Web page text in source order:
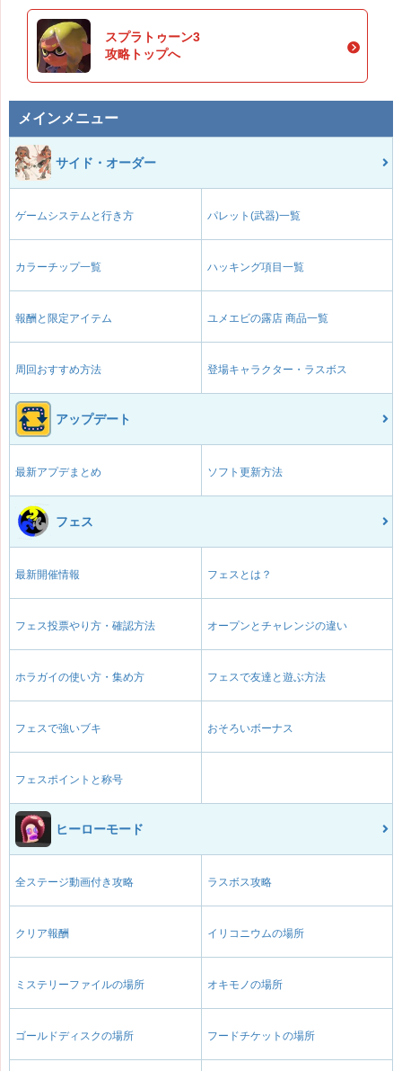
スプラトゥーン3
攻略トップへ
メインメニュー
サイド・オーダー
ゲームシステムと行き方 パレット(武器)一覧
カラーチップ一覧 ハッキング項目一覧
報酬と限定アイテム ユメエビの露店 商品一覧
周回おすすめ方法 登場キャラクター・ラスボス
アップデート
最新アプデまとめ ソフト更新方法
フェス
最新開催情報 フェスとは？
フェス投票やり方・確認方法 オープンとチャレンジの違い
ホラガイの使い方・集め方 フェスで友達と遊ぶ方法
フェスで強いブキ おそろいボーナス
フェスポイントと称号
ヒーローモード
全ステージ動画付き攻略 ラスボス攻略
クリア報酬 イリコニウムの場所
ミステリーファイルの場所 オキモノの場所
ゴールドディスクの場所 フードチケットの場所